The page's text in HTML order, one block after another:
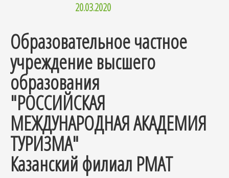
20.03.2020
Образовательное частное
учреждение высшего
образования
"РОССИЙСКАЯ
МЕЖДУНАРОДНАЯ АКАДЕМИЯ
ТУРИЗМА"
Казанский филиал РМАТ